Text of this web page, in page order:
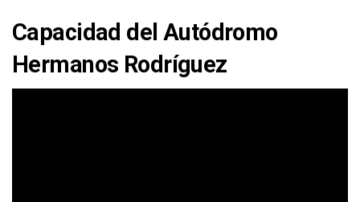
Capacidad del Autódromo
Hermanos Rodríguez